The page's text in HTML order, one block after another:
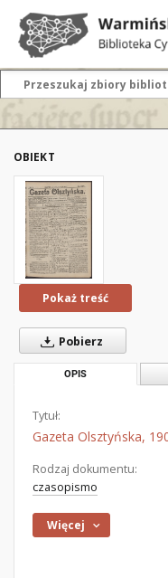
OBIEKT
Pokaż treść
Pobierz
OPIS
Tytuł:
Gazeta Olsztyńska,
Rodzaj dokumentu:
czasopismo
Więcej